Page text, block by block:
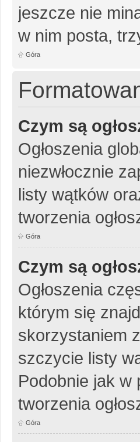
jeszcze nie
w nim posta,
Góra
Czym są
Ogłoszenia
niezwłocznie
listy wątków
tworzenia
Góra
Czym są
Ogłoszenia
którym się
skorzystaniem
szczycie listy
Podobnie jak w
tworzenia
Góra